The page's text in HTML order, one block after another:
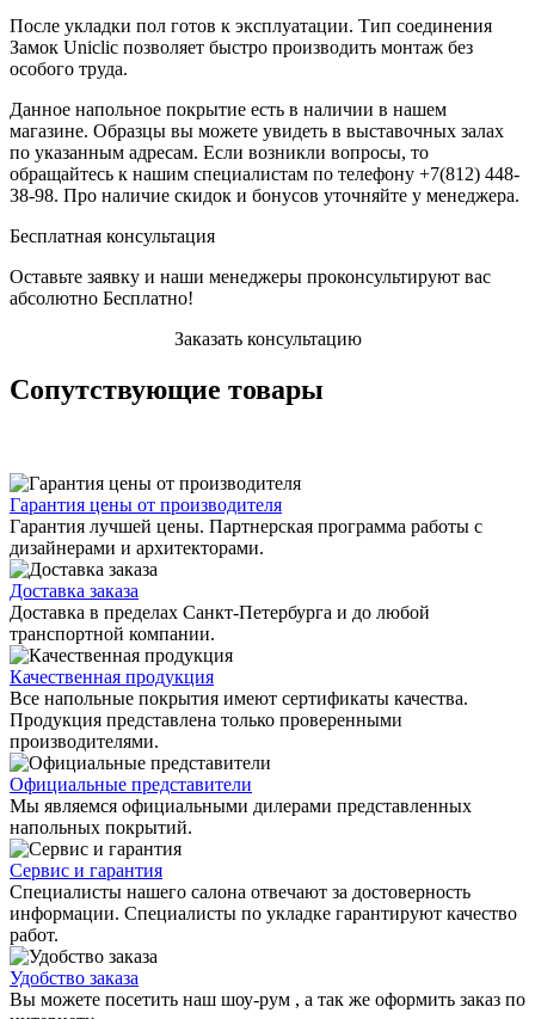
После укладки пол готов к эксплуатации. Тип соединения
Замок Uniclic позволяет быстро производить монтаж без
особого труда.
Данное напольное покрытие есть в наличии в нашем
магазине. Образцы вы можете увидеть в выставочных залах
по указанным адресам. Если возникли вопросы, то
обращайтесь к нашим специалистам по телефону +7(812) 448-
38-98. Про наличие скидок и бонусов уточняйте у менеджера.
Бесплатная консультация
Оставьте заявку и наши менеджеры проконсультируют вас
абсолютно Бесплатно!
Заказать консультацию
Сопутствующие товары
Гарантия цены от производителя
Гарантия лучшей цены. Партнерская программа работы с
дизайнерами и архитекторами.
Доставка заказа
Доставка в пределах Санкт-Петербурга и до любой
транспортной компании.
Качественная продукция
Все напольные покрытия имеют сертификаты качества.
Продукция представлена только проверенными
производителями.
Официальные представители
Мы являемся официальными дилерами представленных
напольных покрытий.
Сервис и гарантия
Специалисты нашего салона отвечают за достоверность
информации. Специалисты по укладке гарантируют качество
работ.
Удобство заказа
Вы можете посетить наш шоу-рум , а так же оформить заказ по